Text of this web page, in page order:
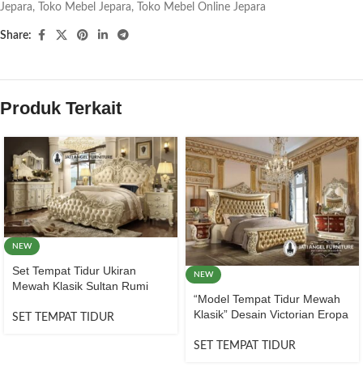
Jepara, Toko Mebel Jepara, Toko Mebel Online Jepara
Share:
Produk Terkait
NEW
Set Tempat Tidur Ukiran
Mewah Klasik Sultan Rumi
SET TEMPAT TIDUR
NEW
“Model Tempat Tidur Mewah
Klasik” Desain Victorian Eropa
SET TEMPAT TIDUR